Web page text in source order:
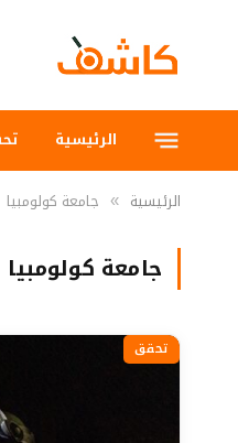
الرئيسية
الرئيسية » جامعة كولومبيا
جامعة كولومبيا
تحقق